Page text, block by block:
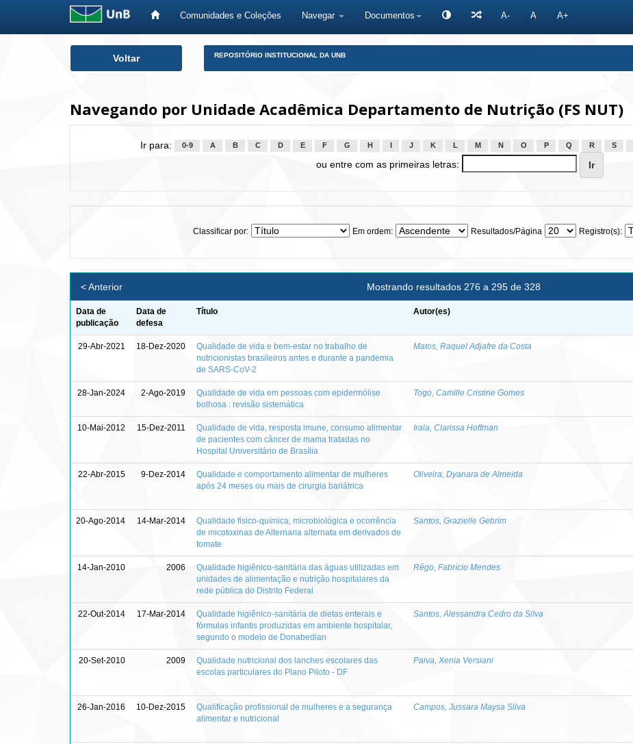
Comunidades e Coleções Navegar Documentos A- A A+
Voltar REPOSITÓRIO INSTITUCIONAL DA UNB
Navegando por Unidade Acadêmica Departamento de Nutrição (FS NUT)
Ir para: 0-9 A B C D E F G H J K L M N O P Q R S
ou entre com as primeiras letras:
Classificar por: Em ordem: Resultados/Página Registro(s):
Mostrando resultados 276 a 295 de 328
< Anterior
Data de
publicação
Data de
defesa
Título Autor(es)
29-Abr-2021 18-Dez-2020
Qualidade de vida e bem-estar no trabalho de
nutricionistas brasileiros antes e durante a pandemia
de SARS-CoV-2
Matos, Raquel Adjafre da Costa
28-Jan-2024 2-Ago-2019
Qualidade de vida em pessoas com epidermólise
bolhosa : revisão sistemática
Togo, Camille Cristine Gomes
10-Mai-2012 15-Dez-2011
Qualidade de vida, resposta imune, consumo alimentar
de pacientes com câncer de mama tratadas no
Hospital Universitário de Brasília
Irala, Clarissa Hoffman
22-Abr-2015 9-Dez-2014
Qualidade e comportamento alimentar de mulheres
após 24 meses ou mais de cirurgia bariátrica
Oliveira, Dyanara de Almeida
20-Ago-2014 14-Mar-2014
Qualidade físico-química, microbiológica e ocorrência
de micotoxinas de Alternaria alternata em derivados de
tomate
Santos, Grazielle Gebrim
14-Jan-2010 2006
Qualidade higiênico-sanitária das águas utilizadas em
unidades de alimentação e nutrição hospitalares da
rede pública do Distrito Federal
Rêgo, Fabrício Mendes
22-Out-2014 17-Mar-2014
Qualidade higiênico-sanitária de dietas enterais e
fórmulas infantis produzidas em ambiente hospitalar,
segundo o modelo de Donabedian
Santos, Alessandra Cedro da Silva
20-Set-2010 2009
Qualidade nutricional dos lanches escolares das
escolas particulares do Plano Piloto - DF
Paiva, Xenia Versiani
26-Jan-2016 10-Dez-2015
Qualificação profissional de mulheres e a segurança
alimentar e nutricional
Campos, Jussara Maysa Silva